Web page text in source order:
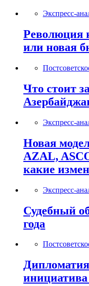
Экспресс-
Революция
или новая
Что стоит
Экспресс-
Новая
AZAL,
какие
Экспресс-
Судебный
года